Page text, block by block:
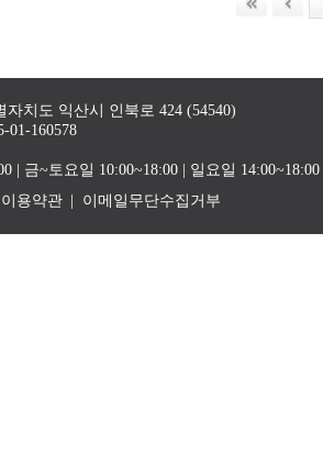
자치도 익산시 인북로 424 (54540)
01-160578
| 금~토요일 10:00~18:00 | 일요일
이용약관 이메일무단수집거부